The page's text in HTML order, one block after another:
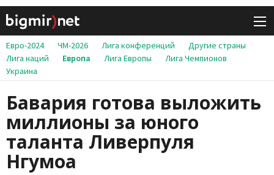
Евро-2024 ЧМ-2026 Лига конференций
Другие страны
Лига наций
Европа Лига Европы
Лига Чемпионов
Украина
Бавария готова выложить
миллионы за юного
таланта Ливерпуля
Нгумоа